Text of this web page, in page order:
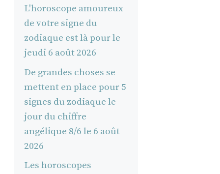
L'horoscope amoureux
de votre signe du
zodiaque est là pour le
jeudi 6 août 2026
De grandes choses se
mettent en place pour 5
signes du zodiaque le
jour du chiffre
angélique 8/6 le 6 août
2026
Les horoscopes